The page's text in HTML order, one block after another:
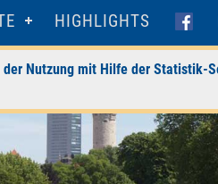
HIGHLIGHTS
Nutzung mit Hilfe der